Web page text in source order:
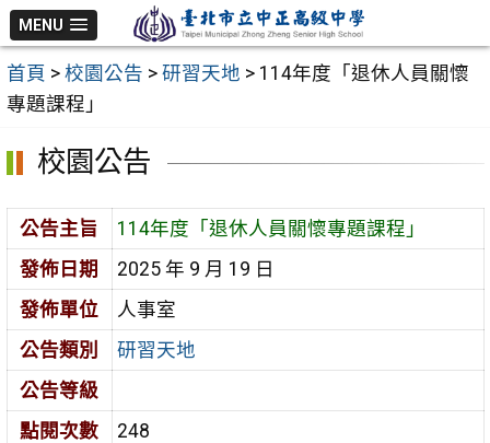
跳
至
主
要
MENU
首頁 > 校園公告 > 研習天地 > 114年度「退休人員關懷
專題課程」
校園公告
公告主旨
114年度「退休人員關懷專題課程」
發佈日期
2025 年 9 月 19 日
發佈單位
人事室
公告類別
研習天地
公告等級
點閱次數
248